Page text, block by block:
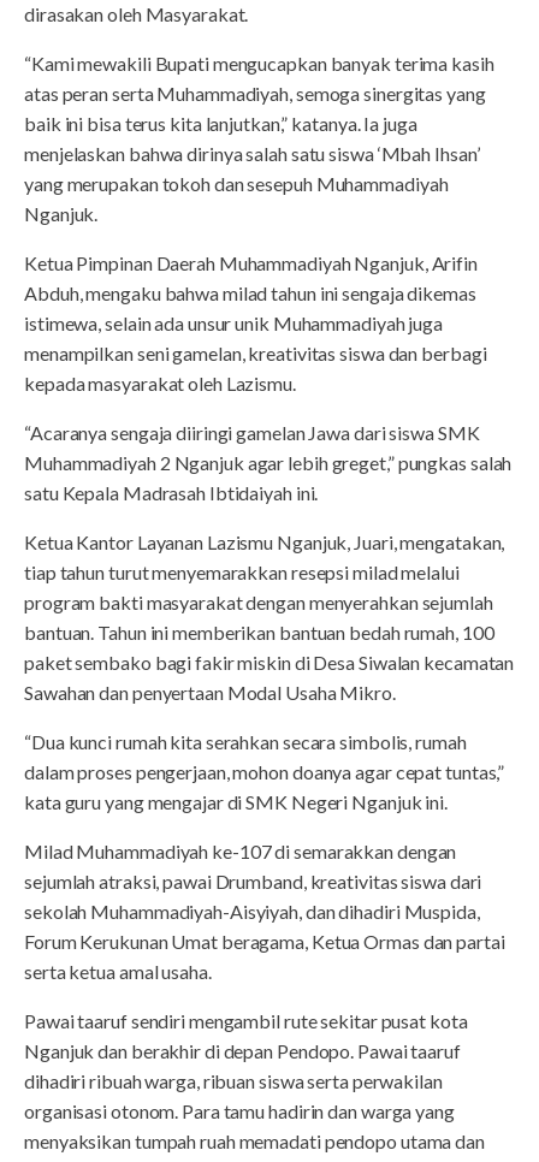
dirasakan oleh Masyarakat.
“Kami mewakili Bupati mengucapkan banyak terima kasih
atas peran serta Muhammadiyah, semoga sinergitas yang
baik ini bisa terus kita lanjutkan,” katanya. Ia juga
menjelaskan bahwa dirinya salah satu siswa ‘Mbah Ihsan’
yang merupakan tokoh dan sesepuh Muhammadiyah
Nganjuk.
Ketua Pimpinan Daerah Muhammadiyah Nganjuk, Arifin
Abduh, mengaku bahwa milad tahun ini sengaja dikemas
istimewa, selain ada unsur unik Muhammadiyah juga
menampilkan seni gamelan, kreativitas siswa dan berbagi
kepada masyarakat oleh Lazismu.
“Acaranya sengaja diiringi gamelan Jawa dari siswa SMK
Muhammadiyah 2 Nganjuk agar lebih greget,” pungkas salah
satu Kepala Madrasah Ibtidaiyah ini.
Ketua Kantor Layanan Lazismu Nganjuk, Juari, mengatakan,
tiap tahun turut menyemarakkan resepsi milad melalui
program bakti masyarakat dengan menyerahkan sejumlah
bantuan. Tahun ini memberikan bantuan bedah rumah, 100
paket sembako bagi fakir miskin di Desa Siwalan kecamatan
Sawahan dan penyertaan Modal Usaha Mikro.
“Dua kunci rumah kita serahkan secara simbolis, rumah
dalam proses pengerjaan, mohon doanya agar cepat tuntas,”
kata guru yang mengajar di SMK Negeri Nganjuk ini.
Milad Muhammadiyah ke-107 di semarakkan dengan
sejumlah atraksi, pawai Drumband, kreativitas siswa dari
sekolah Muhammadiyah-Aisyiyah, dan dihadiri Muspida,
Forum Kerukunan Umat beragama, Ketua Ormas dan partai
serta ketua amal usaha.
Pawai taaruf sendiri mengambil rute sekitar pusat kota
Nganjuk dan berakhir di depan Pendopo. Pawai taaruf
dihadiri ribuah warga, ribuan siswa serta perwakilan
organisasi otonom. Para tamu hadirin dan warga yang
menyaksikan tumpah ruah memadati pendopo utama dan